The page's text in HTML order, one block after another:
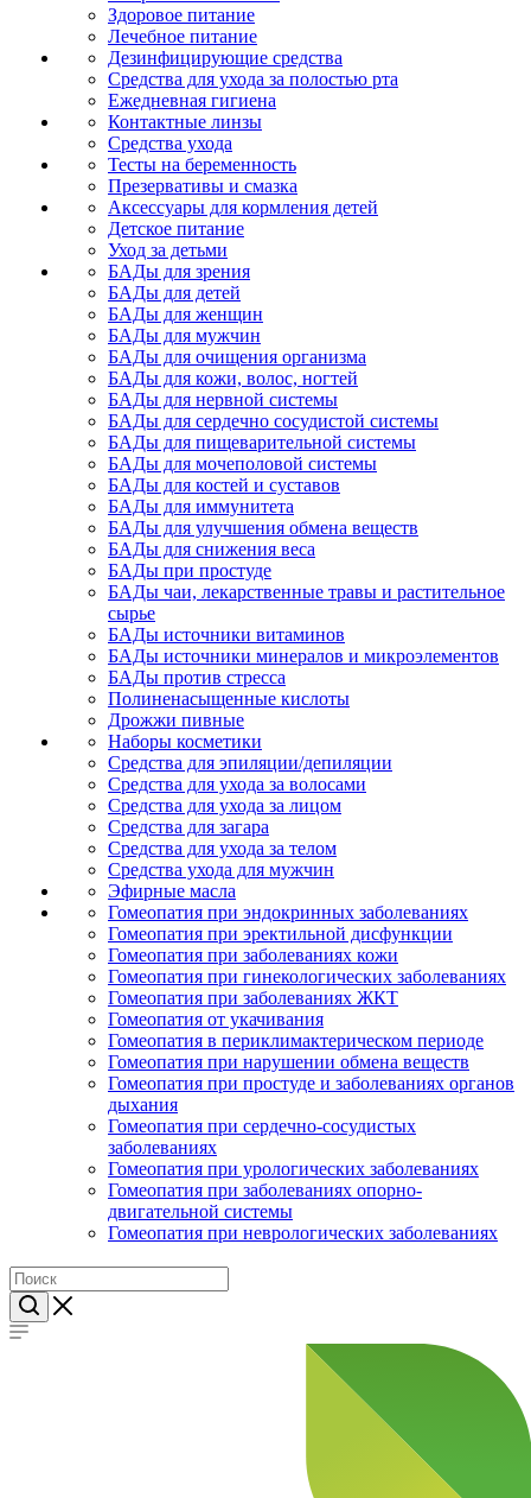
Здоровое питание
Лечебное питание
Дезинфицирующие средства
Средства для ухода за полостью рта
Ежедневная гигиена
Контактные линзы
Средства ухода
Тесты на беременность
Презервативы и смазка
Аксессуары для кормления детей
Детское питание
Уход за детьми
БАДы для зрения
БАДы для детей
БАДы для женщин
БАДы для мужчин
БАДы для очищения организма
БАДы для кожи, волос, ногтей
БАДы для нервной системы
БАДы для сердечно сосудистой системы
БАДы для пищеварительной системы
БАДы для мочеполовой системы
БАДы для костей и суставов
БАДы для иммунитета
БАДы для улучшения обмена веществ
БАДы для снижения веса
БАДы при простуде
БАДы чаи, лекарственные травы и растительное
сырье
БАДы источники витаминов
БАДы источники минералов и микроэлементов
БАДы против стресса
Полиненасыщенные кислоты
Дрожжи пивные
Наборы косметики
Средства для эпиляции/депиляции
Средства для ухода за волосами
Средства для ухода за лицом
Средства для загара
Средства для ухода за телом
Средства ухода для мужчин
Эфирные масла
Гомеопатия при эндокринных заболеваниях
Гомеопатия при эректильной дисфункции
Гомеопатия при заболеваниях кожи
Гомеопатия при гинекологических заболеваниях
Гомеопатия при заболеваниях ЖКТ
Гомеопатия от укачивания
Гомеопатия в периклимактерическом периоде
Гомеопатия при нарушении обмена веществ
Гомеопатия при простуде и заболеваниях органов
дыхания
Гомеопатия при сердечно-сосудистых
заболеваниях
Гомеопатия при урологических заболеваниях
Гомеопатия при заболеваниях опорно-
двигательной системы
Гомеопатия при неврологических заболеваниях